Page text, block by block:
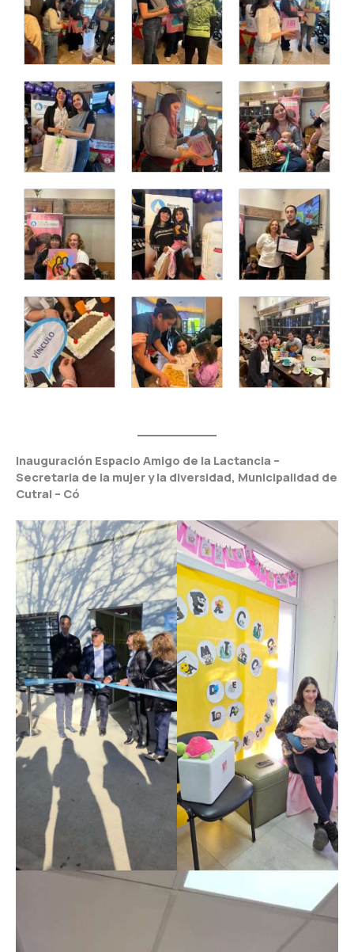
Inauguración Espacio Amigo de la Lactancia –
Secretaria de la mujer y la diversidad, Municipalidad de
Cutral – Có